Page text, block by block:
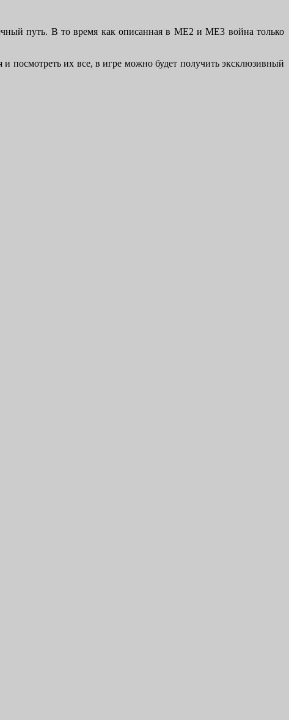
путь. В то время как описанная в ME2 и ME3 война только
посмотреть их все, в игре можно будет получить эксклюзивный